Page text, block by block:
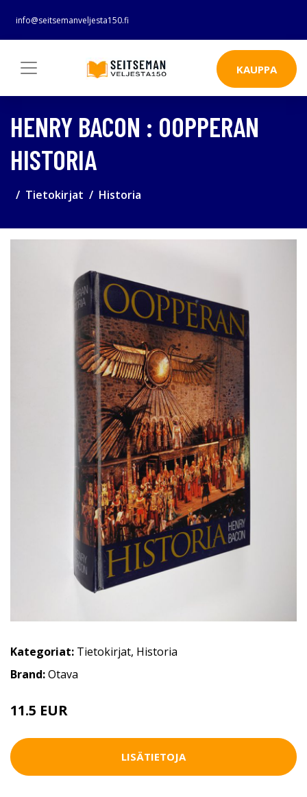
info@seitsemanveljesta150.fi
KAUPPA
HENRY BACON : OOPPERAN
HISTORIA
Tietokirjat Historia
Kategoriat: Tietokirjat, Historia
Brand:Otava
11.5 EUR
LISÄTIETOJA